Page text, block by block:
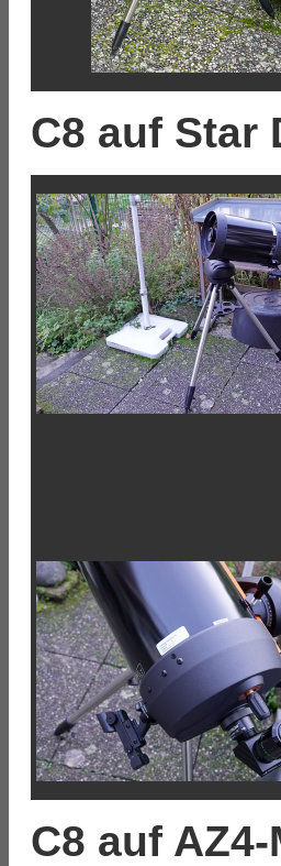
C8 auf Star
C8 auf